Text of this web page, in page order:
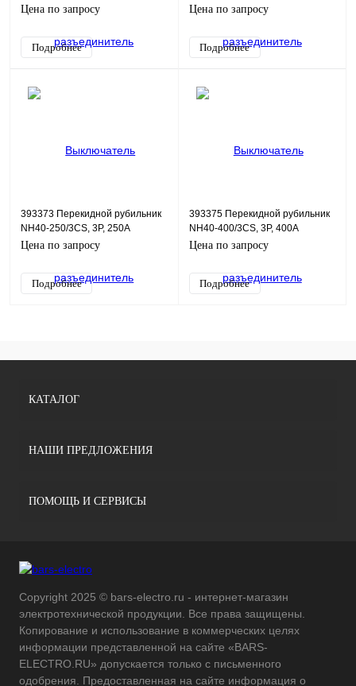
250А
Цена по запросу
Подробнее
Цена по запросу
Подробнее
393373 Перекидной рубильник
NH40-250/3CS, 3P, 250А
Цена по запросу
Подробнее
393375 Перекидной рубильник
NH40-400/3CS, 3P, 400А
Цена по запросу
Подробнее
КАТАЛОГ
НАШИ ПРЕДЛОЖЕНИЯ
ПОМОЩЬ И СЕРВИСЫ
Copyright 2025 © bars-electro.ru - интернет-магазин
электротехнической продукции. Все права защищены.
Копирование и использование в коммерческих целях
информации представленной на сайте «BARS-
ELECTRO.RU» допускается только с письменного
одобрения. Предоставленная на сайте информация о